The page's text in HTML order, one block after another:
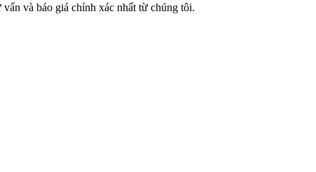
vấn và báo giá chính xác nhất từ chúng tôi.